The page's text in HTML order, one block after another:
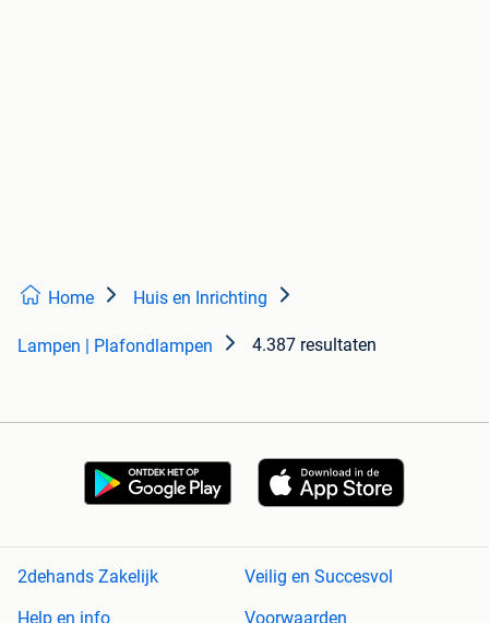
Home Huis en Inrichting
Lampen | Plafondlampen 4.387 resultaten
2dehands Zakelijk
Veilig en Succesvol
Help en info
Voorwaarden